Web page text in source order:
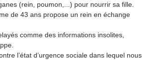
(rein, poumon,...) pour nourrir sa fille.
de 43 ans propose un rein en échange
comme des informations insolites,
l’état d’urgence sociale dans lequel nous